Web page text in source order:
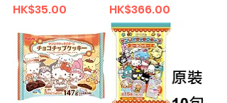
Price
HK$35.00 Price
HK$366.00